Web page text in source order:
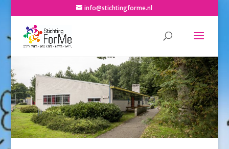
info@stichtingforme.nl